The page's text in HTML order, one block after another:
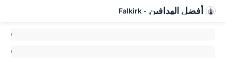
أفضل الهدافين -
Falkirk